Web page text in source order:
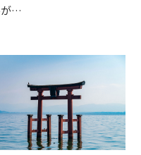
…